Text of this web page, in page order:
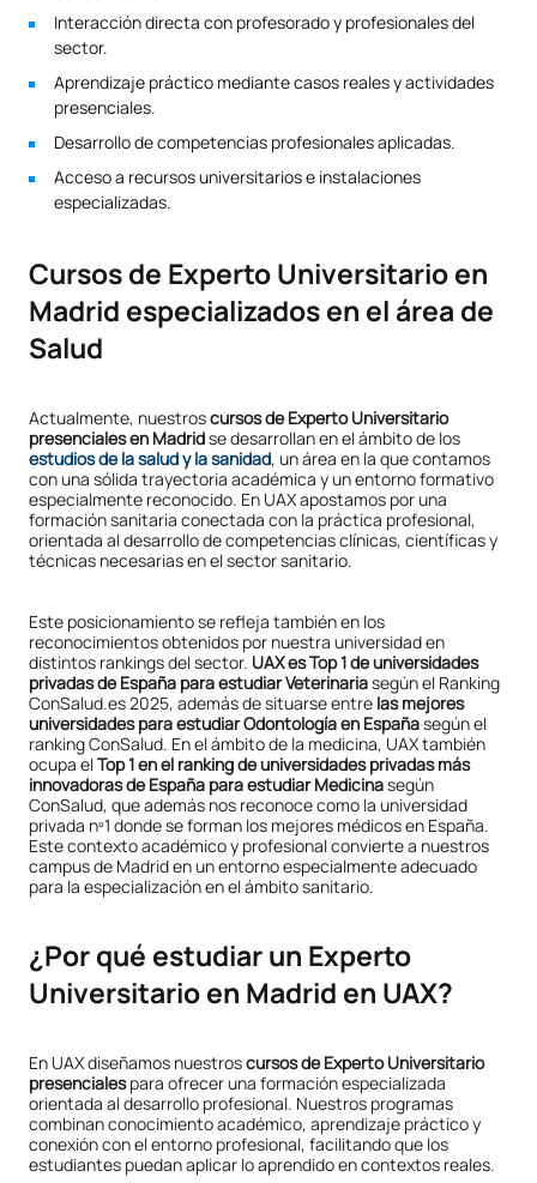
Interacción directa con profesorado y profesionales del
sector.
Aprendizaje práctico mediante casos reales y actividades
presenciales.
Desarrollo de competencias profesionales aplicadas.
Acceso a recursos universitarios e instalaciones
especializadas.
Cursos de Experto Universitario en
Madrid especializados en el área de
Salud
Actualmente, nuestroscursos de Experto Universitario
presenciales en Madridse desarrollan en el ámbito de los
estudios de la salud y la sanidad, un área en la que contamos
con una sólida trayectoria académica y un entorno formativo
especialmente reconocido. En UAX apostamos por una
formación sanitaria conectada con la práctica profesional,
orientada al desarrollo de competencias clínicas, científicas y
técnicas necesarias en el sector sanitario.
Este posicionamiento se refleja también en los
reconocimientos obtenidos por nuestra universidad en
distintos rankings del sector. UAX es Top 1 de universidades
privadas de España para estudiar Veterinariasegún el Ranking
ConSalud.es 2025, además de situarse entre las mejores
universidades para estudiar Odontología en Españasegún el
ranking ConSalud. En el ámbito de la medicina, UAX también
ocupa elTop 1 en el ranking de universidades privadas más
innovadoras de España para estudiar Medicinasegún
ConSalud, que además nos reconoce como la universidad
privada nº1 donde se forman los mejores médicos en España.
Este contexto académico y profesional convierte a nuestros
campus de Madrid en un entorno especialmente adecuado
para la especialización en el ámbito sanitario.
¿Por qué estudiar un Experto
Universitario en Madrid en UAX?
En UAX diseñamos nuestroscursos de Experto Universitario
presencialespara ofrecer una formación especializada
orientada al desarrollo profesional. Nuestros programas
combinan conocimiento académico, aprendizaje práctico y
conexión con el entorno profesional, facilitando que los
estudiantes puedan aplicar lo aprendido en contextos reales.